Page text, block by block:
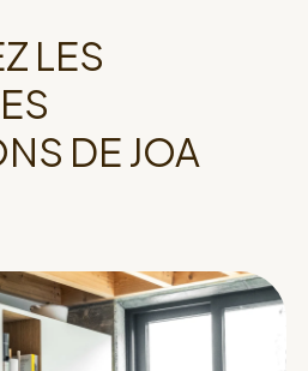
LES
DE JOA